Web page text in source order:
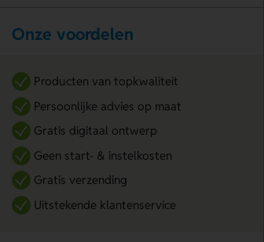
Onze voordelen
Producten van topkwaliteit
Persoonlijke advies op maat
Gratis digitaal ontwerp
Geen start- & instelkosten
Gratis verzending
Uitstekende klantenservice